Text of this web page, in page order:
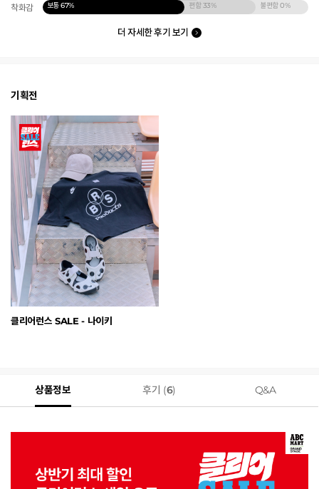
착화감 보통67% 편함33% 불편함0%
더 자세한 후기 보기
기획전
클리어런스 SALE - 나이키
상품정보 후기 (6) Q&A